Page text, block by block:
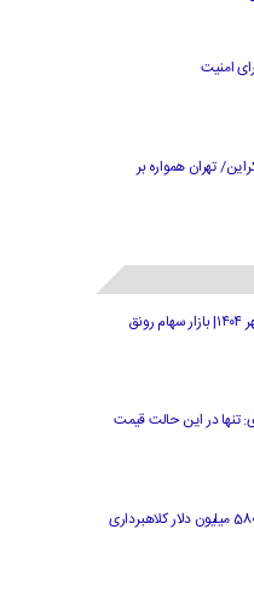
امنیت
تهران همواره بر
رکوردشکنی بورس تهران امروز ۱۲ مهر ۱۴۰۴| بازار سهام رونق
تنها در این حالت قیمت
مقامات تایلندی ملی پرتغالی را با 580 میلیون دلار کلاهبرداری